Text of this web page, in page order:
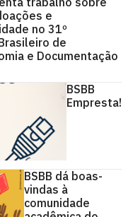
e
no 31º
de
e Documentação
BSBB
Empresta!
BSBB dá boas-
vindas à
comunidade